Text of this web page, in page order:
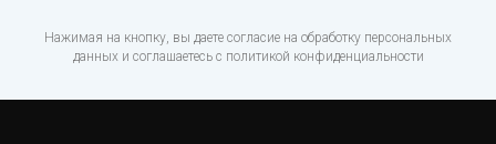
Нажимая на кнопку, вы даете согласие на обработку персональных
данных и соглашаетесь c политикой конфиденциальности